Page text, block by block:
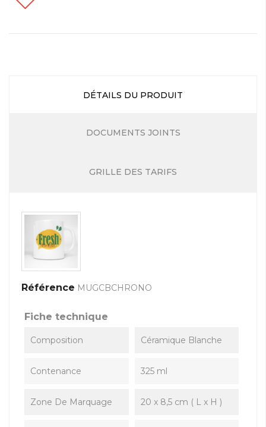
DÉTAILS DU PRODUIT
DOCUMENTS JOINTS
GRILLE DES TARIFS
Référence MUGCBCHRONO
Fiche technique
Composition Céramique Blanche
Contenance 325 ml
Zone De Marquage 20 x 8,5 cm ( L x H )